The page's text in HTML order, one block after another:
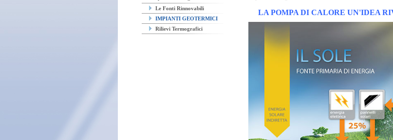
Le Fonti Rinnovabili
IMPIANTI GEOTERMICI
Rilievi Termografici
LA POMPA DI CALORE UN'IDEA